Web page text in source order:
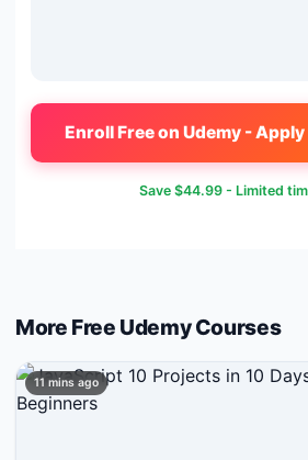
Enroll Free on Udemy -
Save $44.99 - Limited
More Free UdemyCourses
11 mins ago